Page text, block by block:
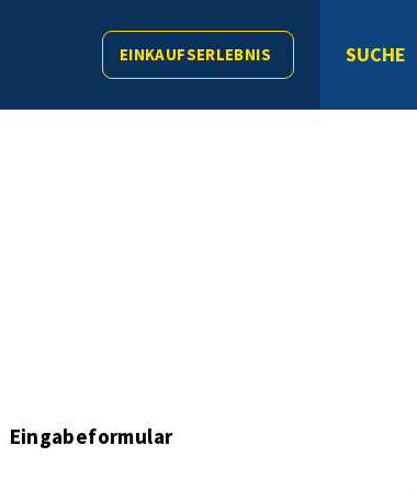
EINKAUFSERLEBNIS SUCHE
Eingabeformular